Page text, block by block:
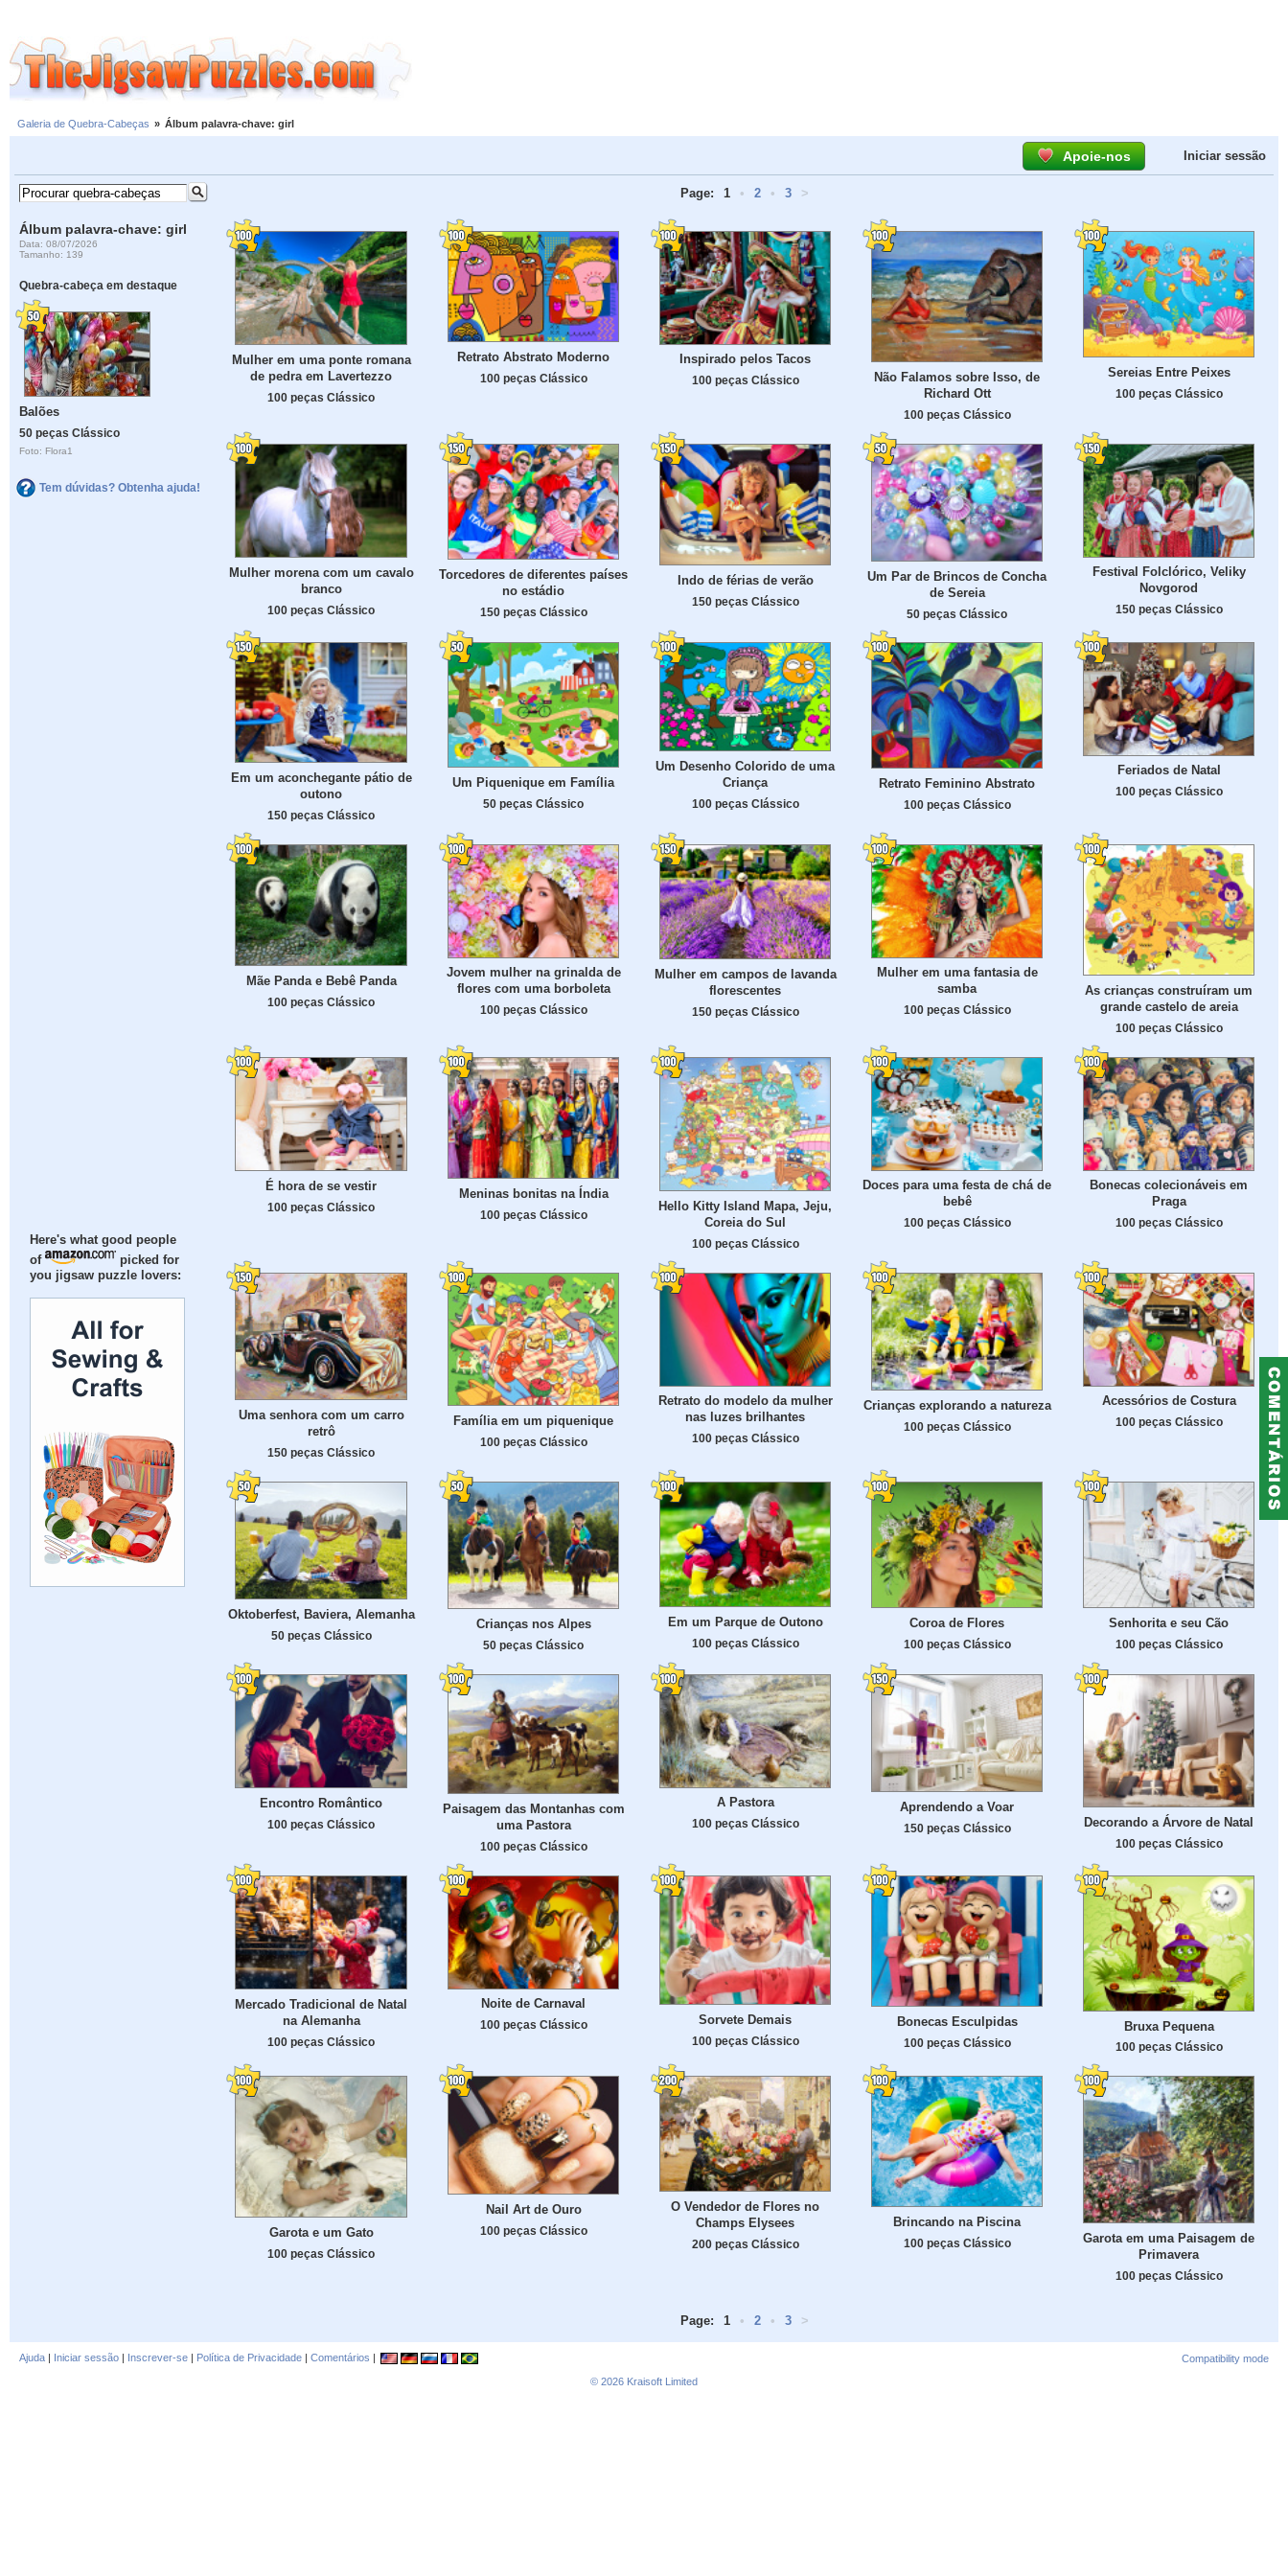
Galeria de Quebra-Cabeças » Álbum palavra-chave: girl
Apoie-nos Iniciar sessão
Álbum palavra-chave: girl
Data: 08/07/2026
Tamanho: 139
Quebra-cabeça em destaque
Balões
50 peças Clássico
Foto: Flora1
Tem dúvidas? Obtenha ajuda!
Here's what good people
of
picked for
you jigsaw puzzle lovers:
Page: 1 • 2 • 3 >
Mulher em uma ponte romana
de pedra em Lavertezzo
100 peças Clássico
Retrato Abstrato Moderno
100 peças Clássico
Inspirado pelos Tacos
100 peças Clássico
Não Falamos sobre Isso, de
Richard Ott
100 peças Clássico
Sereias Entre Peixes
100 peças Clássico
Mulher morena com um cavalo
branco
100 peças Clássico
Torcedores de diferentes países
no estádio
150 peças Clássico
Indo de férias de verão
150 peças Clássico
Um Par de Brincos de Concha
de Sereia
50 peças Clássico
Festival Folclórico, Veliky
Novgorod
150 peças Clássico
Em um aconchegante pátio de
outono
150 peças Clássico
Um Piquenique em Família
50 peças Clássico
Um Desenho Colorido de uma
Criança
100 peças Clássico
Retrato Feminino Abstrato
100 peças Clássico
Feriados de Natal
100 peças Clássico
Mãe Panda e Bebê Panda
100 peças Clássico
Jovem mulher na grinalda de
flores com uma borboleta
100 peças Clássico
Mulher em campos de lavanda
florescentes
150 peças Clássico
Mulher em uma fantasia de
samba
100 peças Clássico
As crianças construíram um
grande castelo de areia
100 peças Clássico
É hora de se vestir
100 peças Clássico
Meninas bonitas na Índia
100 peças Clássico
Hello Kitty Island Mapa, Jeju,
Coreia do Sul
100 peças Clássico
Doces para uma festa de chá de
bebê
100 peças Clássico
Bonecas colecionáveis em
Praga
100 peças Clássico
Uma senhora com um carro
retrô
150 peças Clássico
Família em um piquenique
100 peças Clássico
Retrato do modelo da mulher
nas luzes brilhantes
100 peças Clássico
Crianças explorando a natureza
100 peças Clássico
Acessórios de Costura
100 peças Clássico
Oktoberfest, Baviera, Alemanha
50 peças Clássico
Crianças nos Alpes
50 peças Clássico
Em um Parque de Outono
100 peças Clássico
Coroa de Flores
100 peças Clássico
Senhorita e seu Cão
100 peças Clássico
Encontro Romântico
100 peças Clássico
Paisagem das Montanhas com
uma Pastora
100 peças Clássico
A Pastora
100 peças Clássico
Aprendendo a Voar
150 peças Clássico Decorando a Árvore de Natal
100 peças Clássico
Mercado Tradicional de Natal
na Alemanha
100 peças Clássico
Noite de Carnaval
100 peças Clássico Sorvete Demais
100 peças Clássico
Bonecas Esculpidas
100 peças Clássico
Bruxa Pequena
100 peças Clássico
Garota e um Gato
100 peças Clássico
Nail Art de Ouro
100 peças Clássico
O Vendedor de Flores no
Champs Elysees
200 peças Clássico
Brincando na Piscina
100 peças Clássico
Garota em uma Paisagem de
Primavera
100 peças Clássico
Page: 1 • 2 • 3 >
Ajuda | Iniciar sessão | Inscrever-se | Política de Privacidade | Comentários |
Compatibility mode
© 2026 Kraisoft Limited